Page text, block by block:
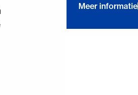
Meer informatie